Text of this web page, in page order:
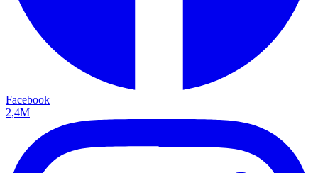
Facebook
2,4M